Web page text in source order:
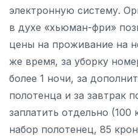
электронную систему.
в духе «хьюман-фри»
цены на проживание на
же время, за уборку
более 1 ночи, за
полотенца и за завтрак
заплатить отдельно (100
набор полотенец, 85